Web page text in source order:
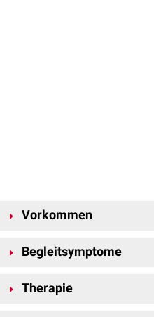
Vorkommen
auf der Grundlage von
unter anderem bei:
Begleitsymptome
Therapie